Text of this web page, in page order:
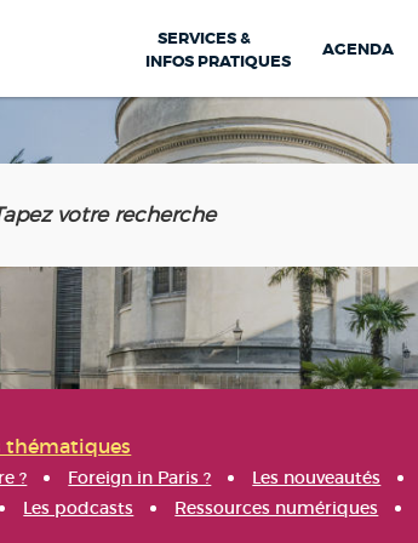
SERVICES &
INFOS PRATIQUES
AGENDA
thématiques
? Foreign in Paris ? Les nouveautés
Les podcasts Ressources numériques